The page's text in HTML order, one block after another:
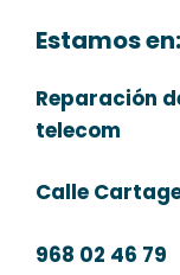
Estamos en:
Reparación
telecom
Calle
968 02 46 79